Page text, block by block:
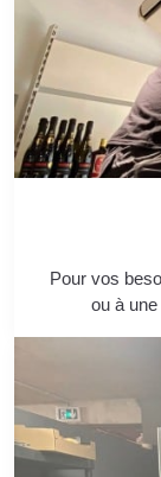
Pour vos
ou à